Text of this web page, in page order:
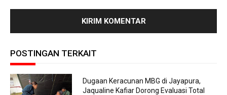
POSTINGAN TERKAIT
Dugaan Keracunan MBG di Jayapura,
Jaqualine Kafiar Dorong Evaluasi Total